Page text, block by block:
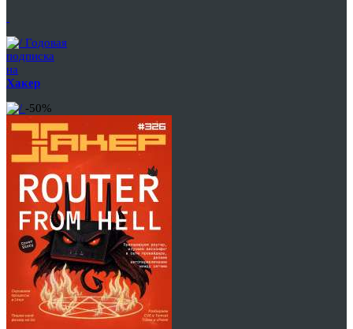
Годовая
подписка
на
Хакер
-50%